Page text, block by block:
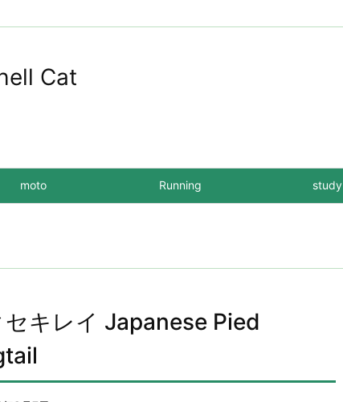
Cat
moto Running study
キレイ Japanese Pied